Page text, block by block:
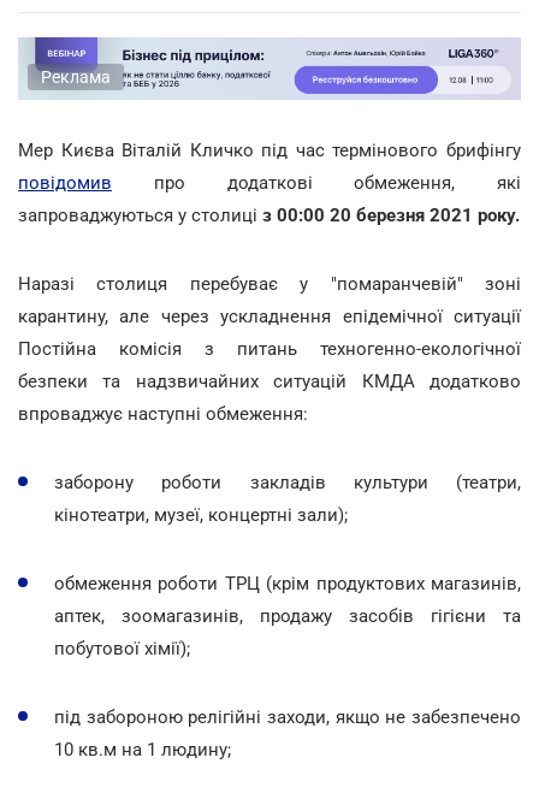
Реклама
Мер Києва Віталій Кличко під час термінового брифінгу
повідомив про додаткові обмеження, які
запроваджуються у столиці з 00:00 20 березня 2021 року.
Наразі столиця перебуває у "помаранчевій" зоні
карантину, але через ускладнення епідемічної ситуації
Постійна комісія з питань техногенно-екологічної
безпеки та надзвичайних ситуацій КМДА додатково
впроваджує наступні обмеження:
заборону роботи закладів культури (театри,
кінотеатри, музеї, концертні зали);
обмеження роботи ТРЦ (крім продуктових магазинів,
аптек, зоомагазинів, продажу засобів гігієни та
побутової хімії);
під забороною релігійні заходи, якщо не забезпечено
10 кв.м на 1 людину;